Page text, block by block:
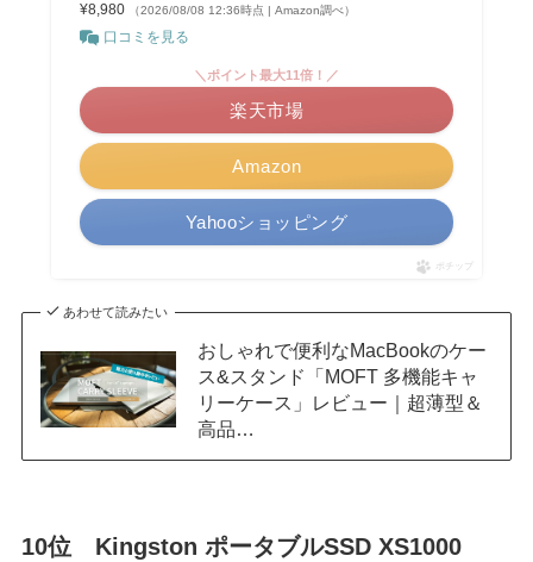
¥8,980
（2026/08/08 12:36時点 | Amazon調べ）
口コミを見る
Amazon
＼ポイント最大11倍！／
楽天市場
Yahooショッピング
ポチップ
あわせて読みたい
おしゃれで便利なMacBookのケー
ス&スタンド「MOFT 多機能キャ
リーケース」レビュー｜超薄型＆
高品…
10位 Kingston ポータブルSSD XS1000